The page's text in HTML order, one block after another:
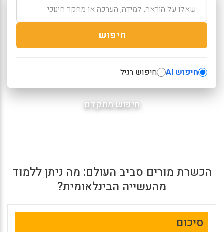
חיפוש
חיפוש AI חיפוש רגיל
חיפוש מתקדם
הכשרת מורים סביב העולם: מה ניתן ללמוד
מהעשייה הבינלאומית?
סיכום